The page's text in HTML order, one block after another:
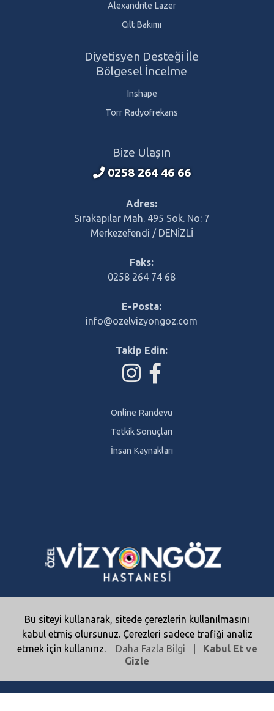
Bu siteyi kullanarak, sitede çerezlerin kullanılmasını
kabul etmiş olursunuz. Çerezleri sadece trafiği analiz
etmek için kullanırız. Daha Fazla Bilgi
Kabul Et ve
Gizle
Alexandrite Lazer
Cilt Bakımı
Diyetisyen Desteği İle
Bölgesel İncelme
Inshape
Torr Radyofrekans
Bize Ulaşın
0258 264 46 66
Adres:
Sırakapılar Mah. 495 Sok. No: 7
Merkezefendi / DENİZLİ
Faks:
0258 264 74 68
E-Posta:
info@ozelvizyongoz.com
Takip Edin:
Online Randevu
Tetkik Sonuçları
İnsan Kaynakları
© 2025 Tüm Hakları Saklıdır. | Özel Vizyongöz
Hastanesi | Son Güncelleme: 1.8.2026
Mega Tasarım